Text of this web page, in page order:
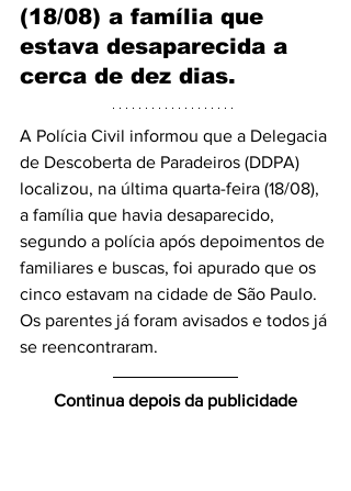
(18/08) a família que
estava desaparecida a
cerca de dez dias.
A Polícia Civil informou que a Delegacia
de Descoberta de Paradeiros (DDPA)
localizou, na última quarta-feira (18/08),
a família que havia desaparecido,
segundo a polícia após depoimentos de
familiares e buscas, foi apurado que os
cinco estavam na cidade de São Paulo.
Os parentes já foram avisados e todos já
se reencontraram.
Continua depois da publicidade